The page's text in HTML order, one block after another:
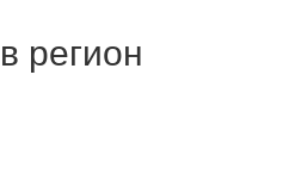
регион